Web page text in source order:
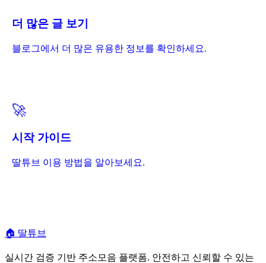
더 많은 글 보기
블로그에서 더 많은 유용한 정보를 확인하세요.
🚀
시작 가이드
딸튜브 이용 방법을 알아보세요.
🏠 딸튜브
실시간 검증 기반 주소모음 플랫폼. 안전하고 신뢰할 수 있는